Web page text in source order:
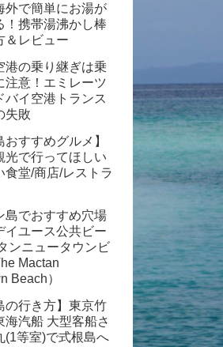
外で簡単にお湯が
！携帯湯沸かし棒
＆レビュー
港の乗り継ぎは乗
注意！エミレーツ
バイ空港トランス
失敗
おすすめグルメ】
光で行ってほしい
食堂/商店/レストラ
島でおすすめ穴場
イユース公共ビー
ンニュータウンビ
Mactan
Beach）
の行き方】東京竹
海汽船 大型客船さ
(1等室)で式根島へ